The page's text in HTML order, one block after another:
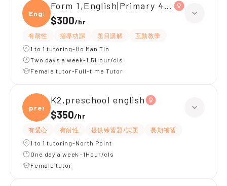
Engli
Form 1,English|Primary 4,All Subjects
$300/hr
有耐性 指導功課 題目講解
互動教學
1 to 1 tutoring-Ho Man Tin
Two days a week-1.5Hour/cls
Female tutor-Full-time Tutor
presc
K2,preschool english
$350/hr
有愛心 有耐性 提供練習題/試題
長期補習
1 to 1 tutoring-North Point
One day a week -1Hour/cls
Female tutor